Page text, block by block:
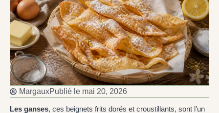
MargauxPublié le mai 20, 2026
Les ganses, ces beignets frits dorés et croustillants, sont l’un